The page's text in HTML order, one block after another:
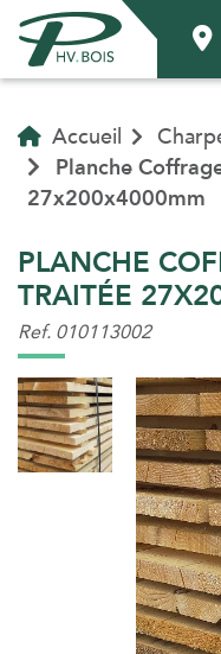
Accueil
Planche
27x200x4000mm
PLANCHE
TRAITÉE
Ref. 010113002